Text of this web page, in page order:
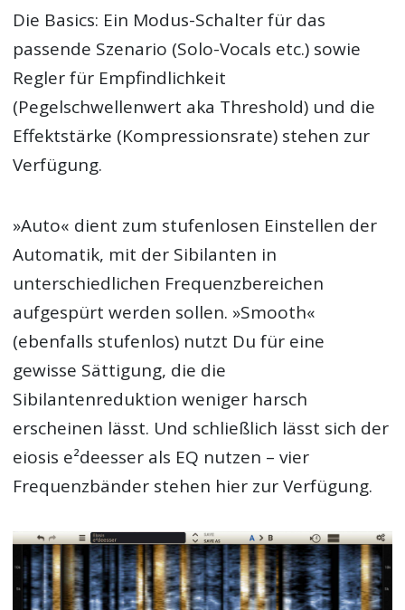
Die Basics: Ein Modus-Schalter für das
passende Szenario (Solo-Vocals etc.) sowie
Regler für Empfindlichkeit
(Pegelschwellenwert aka Threshold) und die
Effektstärke (Kompressionsrate) stehen zur
Verfügung.
»Auto« dient zum stufenlosen Einstellen der
Automatik, mit der Sibilanten in
unterschiedlichen Frequenzbereichen
aufgespürt werden sollen. »Smooth«
(ebenfalls stufenlos) nutzt Du für eine
gewisse Sättigung, die die
Sibilantenreduktion weniger harsch
erscheinen lässt. Und schließlich lässt sich der
eiosis e²deesser als EQ nutzen – vier
Frequenzbänder stehen hier zur Verfügung.